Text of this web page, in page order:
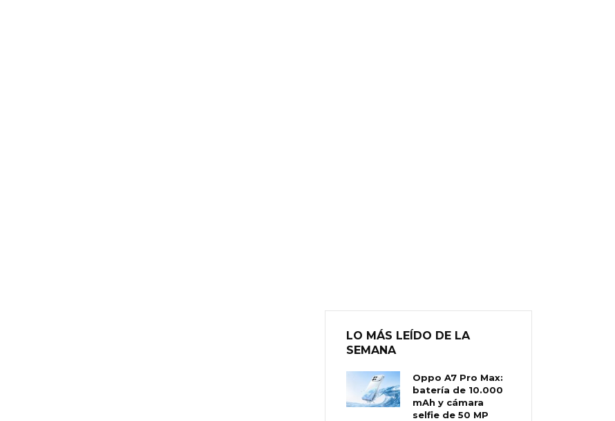
LO MÁS LEÍDO DE LA
SEMANA
Oppo A7 Pro Max:
batería de 10.000
mAh y cámara
selfie de 50 MP